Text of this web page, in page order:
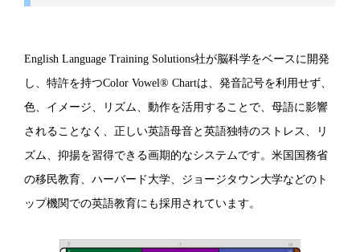
English Language Training Solutions社が脳科学をベースに開発
し、特許を持つColor Vowel® Chartは、発音記号を利用せず、
色、イメージ、リズム、動作を活用することで、母語に影響
されることなく、正しい英語母音と英語独特のストレス、リ
ズム、抑揚を習得できる画期的なシステムです。米国国務省
の移民教育、ハーバード大学、ジョージタウン大学などのト
ップ機関での英語教育にも採用されています。